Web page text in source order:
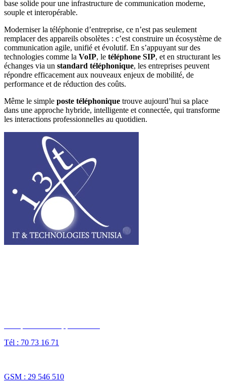
base solide pour une infrastructure de communication moderne,
souple et interopérable.
Moderniser la téléphonie d’entreprise, ce n’est pas seulement
remplacer des appareils obsolètes : c’est construire un écosystème de
communication agile, unifié et évolutif. En s’appuyant sur des
technologies comme la VoIP, le téléphone SIP, et en structurant les
échanges via un standard téléphonique, les entreprises peuvent
répondre efficacement aux nouveaux enjeux de mobilité, de
performance et de réduction des coûts.
Même le simple poste téléphonique trouve aujourd’hui sa place
dans une approche hybride, intelligente et connectée, qui transforme
les interactions professionnelles au quotidien.
Tél : 70 73 16 71
GSM : 29 546 510